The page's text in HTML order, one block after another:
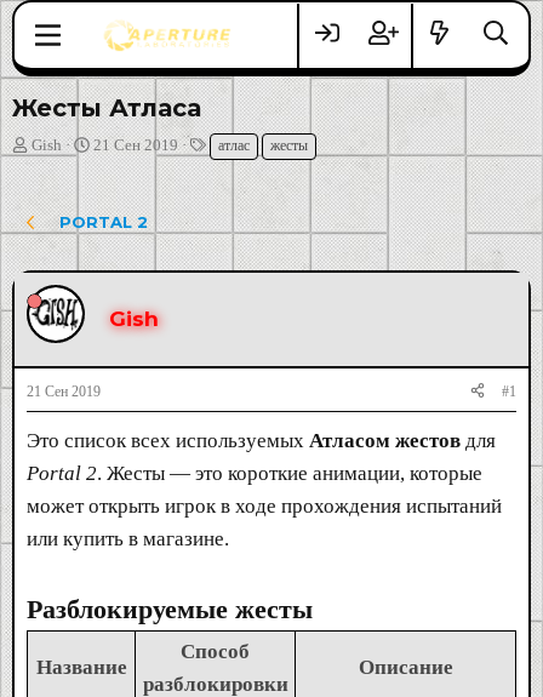
Жесты Атласа
А
в
т
о
р
т
е
м
ы
Gish
Д
а
т
а
н
а
а
21 Сен 2019
Т
е
г
и
атлас жесты
PORTAL 2
Gish
21 Сен 2019 #1
Это список всех используемых Атласом жестов для
Portal 2. Жесты — это короткие анимации, которые
может открыть игрок в ходе прохождения испытаний
или купить в магазине.
Разблокируемые жесты
Название
Способ
разблокировки
Описание